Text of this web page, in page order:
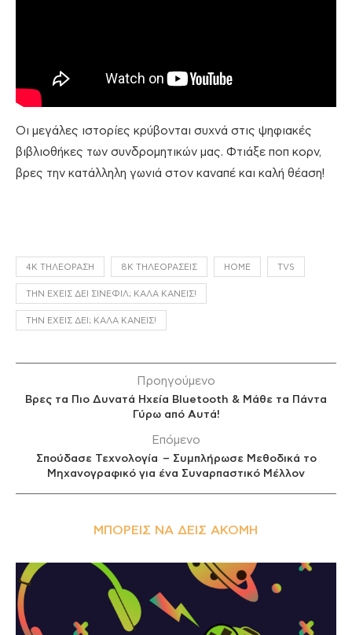
Οι μεγάλες ιστορίες κρύβονται συχνά στις ψηφιακές
βιβλιοθήκες των συνδρομητικών μας. Φτιάξε ποπ κορν,
βρες την κατάλληλη γωνιά στον καναπέ και καλή θέαση!
4K ΤΗΛΕΌΡΑΣΗ 8K ΤΗΛΕΟΡΆΣΕΙΣ HOME TVS
ΤΗΝ ΈΧΕΙΣ ΔΕΙ ΣΙΝΕΦΊΛ; ΚΑΛΆ ΚΆΝΕΙΣ!
ΤΗΝ ΈΧΕΙΣ ΔΕΙ; ΚΑΛΆ ΚΆΝΕΙΣ!
Προηγούμενο
Βρες τα Πιο Δυνατά Ηχεία Bluetooth & Μάθε τα Πάντα
Γύρω από Αυτά!
Επόμενο
Σπούδασε Τεχνολογία – Συμπλήρωσε Μεθοδικά το
Μηχανογραφικό για ένα Συναρπαστικό Μέλλον
ΜΠΟΡΕΊΣ ΝΑ ΔΕΙΣ ΑΚΌΜΗ